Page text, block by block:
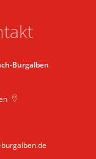
Burgalben